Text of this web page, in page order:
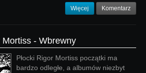
Więcej Komentarz
Mortiss - Wbrewny
Płocki Rigor Mortiss początki ma
bardzo odległe, a albumów niezbyt